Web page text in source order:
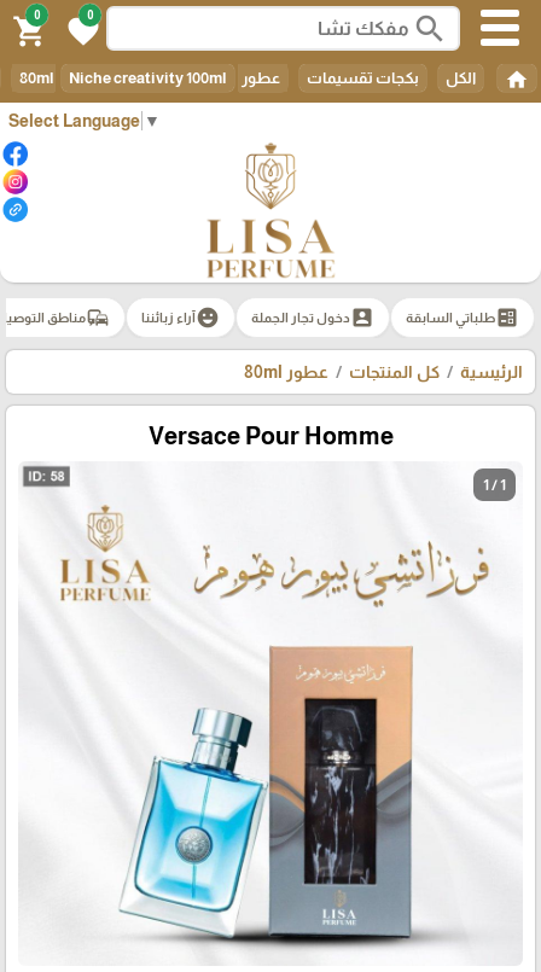
Select Language ▼
search
0
favorite
0
shopping_cart
home الكل بكجات تقسيمات عطور 80ml Niche creativity 100ml
ballotطلباتي السابقة account_box دخول تجار الجملة emoji_emotionsآراء زبائننا commuteمناطق
الرئيسية كل المنتجات عطور 80ml
Versace Pour Homme
1 / 1